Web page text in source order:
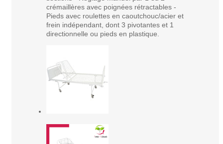
crémaillères avec poignées rétractables -
Pieds avec roulettes en caoutchouc/acier et
frein indépendant, dont 3 pivotantes et 1
directionnelle ou pieds en plastique.